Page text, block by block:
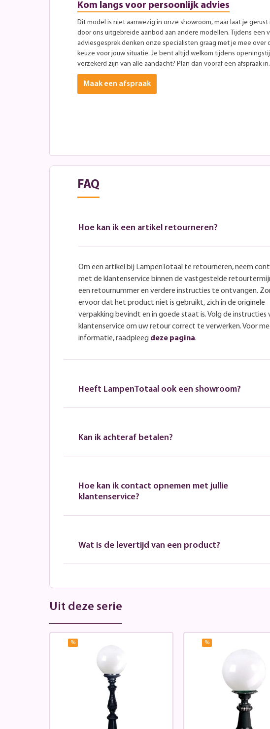
Kom langs voor persoonlijk advies
Dit model is niet aanwezig in onze showroom, maar laat je gerust
door ons uitgebreide aanbod aan andere modellen. Tijdens een
adviesgesprek denken onze specialisten graag met je mee over
keuze voor jouw situatie. Je bent altijd welkom tijdens
verzekerd zijn van alle aandacht? Plan dan vooraf een afspraak in.
Maak een afspraak
FAQ
Hoe kan ik een artikel retourneren?
Om een artikel bij LampenTotaal te retourneren, neem
met de klantenservice binnen de vastgestelde
een retournummer en verdere instructies te ontvangen.
ervoor dat het product niet is gebruikt, zich in de originele
verpakking bevindt en in goede staat is. Volg de instructies
klantenservice om uw retour correct te verwerken. Voor
informatie, raadpleeg deze pagina.
Heeft LampenTotaal ook een showroom?
Kan ik achteraf betalen?
Hoe kan ik contact opnemen met jullie
klantenservice?
Wat is de levertijd van een product?
Uit deze serie
% %